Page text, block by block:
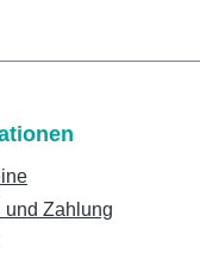
und Zahlung